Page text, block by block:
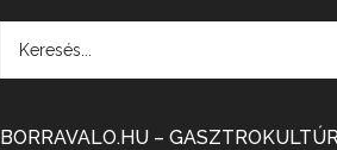
BORRAVALO.HU –